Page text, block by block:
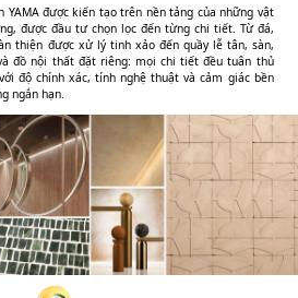
YAMA được kiến tạo trên nền tảng của những vật
được đầu tư chọn lọc đến từng chi tiết. Từ đá,
thiện được xử lý tinh xảo đến quầy lễ tân, sàn,
đồ nội thất đặt riêng: mọi chi tiết đều tuân thủ
độ chính xác, tính nghệ thuật và cảm giác bền
ngắn hạn.